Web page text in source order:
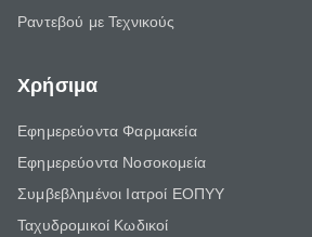
Ραντεβού με Τεχνικούς
Χρήσιμα
Εφημερεύοντα Φαρμακεία
Εφημερεύοντα Νοσοκομεία
Συμβεβλημένοι Ιατροί ΕΟΠΥΥ
Ταχυδρομικοί Κωδικοί